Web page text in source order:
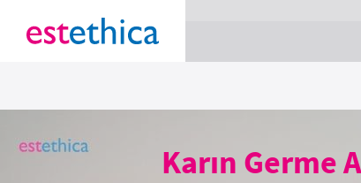
Karın Germe